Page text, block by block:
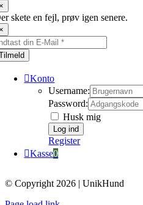
skete en fejl, prøv igen senere.
Konto
Username:
Password:
Husk mig
Register
Kasse0
© Copyright 2026 | UnikHund